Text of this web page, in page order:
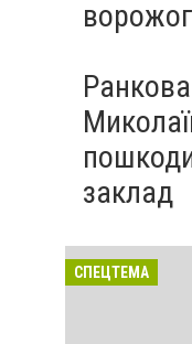
заклад
СПЕЦТЕМА